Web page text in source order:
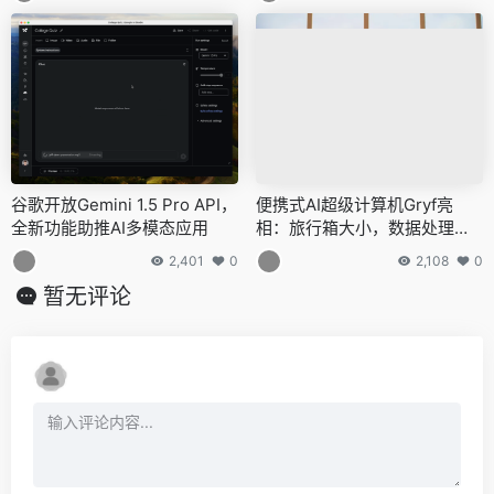
谷歌开放Gemini 1.5 Pro API，
全新功能助推AI多模态应用
2,401 0
便携式AI超级计算机Gryf亮
相：旅行箱大小，数据处理能
力媲美大型数据中心
2,108 0
暂无评论